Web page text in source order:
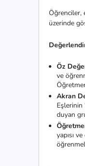
Öğrenciler,
üzerinde
Öz
ve
Akran
Eşlerinin
duyan
yapısı